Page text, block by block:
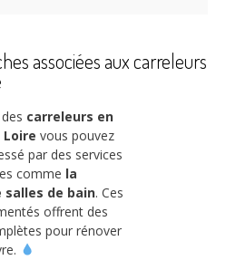
associées aux carreleurs
carreleurs en
Loire vous pouvez
par des services
comme la
salles de bain. Ces
offrent des
pour rénover